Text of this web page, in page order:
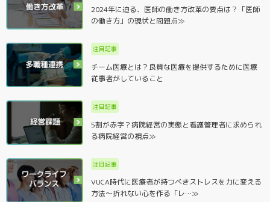
2024年に迫る、医師の働き方改革の要点は？「医師
の働き方」の現状と問題点≫
注目記事
チーム医療とは？良質な医療を提供するために医療
従事者がしていること
注目記事
5割が赤字？病院経営の実態と看護管理者に求められ
る病院経営の視点≫
注目記事
VUCA時代に医療者が持つべきストレスを力に変える
方法～折れない心を作る「レ…≫